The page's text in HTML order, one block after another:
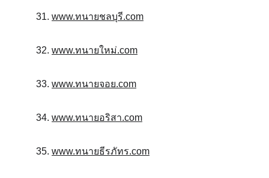
31. www.ทนายชลบุรี.com
32. www.ทนายใหม่.com
33. www.ทนายจอย.com
34. www.ทนายอริสา.com
35. www.ทนายธีรภัทร.com